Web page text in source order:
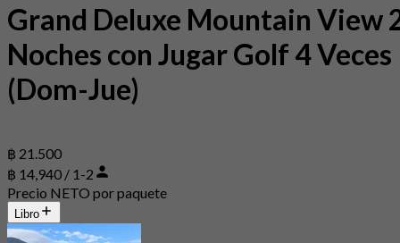
Grand Deluxe Mountain View
Noches con Jugar Golf 4 Veces
(Dom-Jue)
฿ 21.500
฿ 14,940 / 1-2
Precio NETO por paquete
Libro